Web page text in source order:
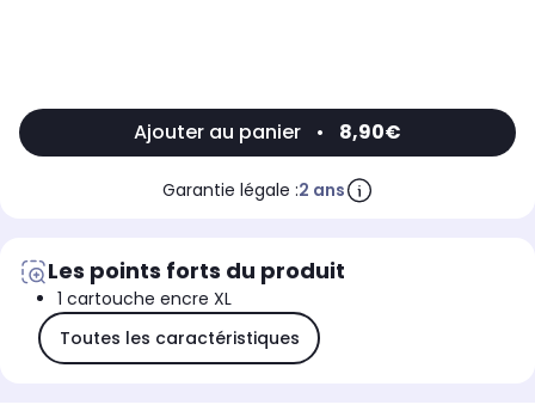
Ajouter au panier • 8,90€
Garantie légale :2 ans
Les points forts du produit
1 cartouche encre XL
Toutes les caractéristiques